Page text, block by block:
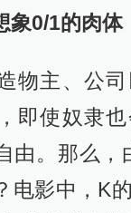
象0/1的肉体
物主、公
即使奴隶
由。那么，
电影中，K